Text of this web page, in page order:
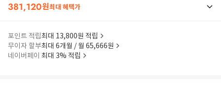
381,120원최대 혜택가
포인트 적립최대 13,800원 적립
무이자 할부최대 6개월 / 월 65,666원
네이버페이 최대 3% 적립